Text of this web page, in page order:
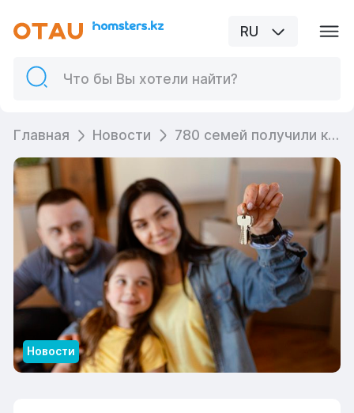
RU
Главная Новости 780 семей получили квартиры по программе «Алматы жастары»
Новости